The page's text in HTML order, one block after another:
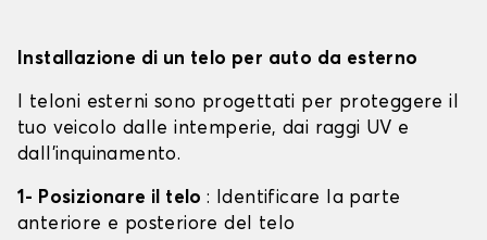
Installazione di un telo per auto da esterno
I teloni esterni sono progettati per proteggere il
tuo veicolo dalle intemperie, dai raggi UV e
dall'inquinamento.
1- Posizionare il telo: Identificare la parte
anteriore e posteriore del telo